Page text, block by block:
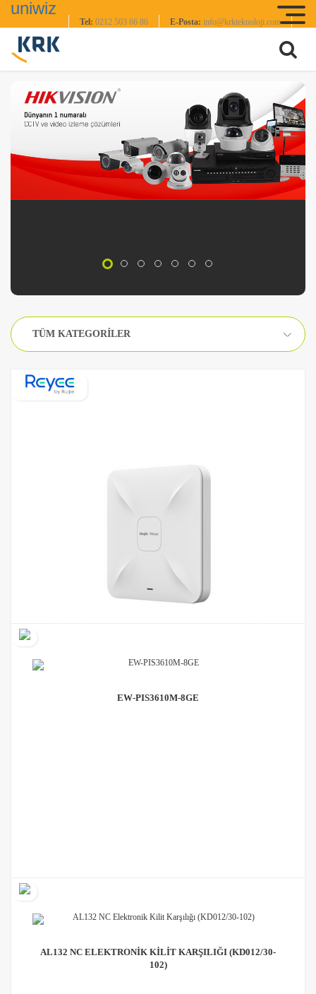
uniwiz
Tel: 0212 503 66 86 E-Posta: info@krkteknoloji.com
TÜM KATEGORILER
EW-PIS3610M-8GE
AL132 NC ELEKTRONIK KILIT KARŞILIĞI (KD012/30-
102)